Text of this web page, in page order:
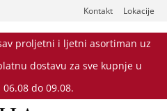
Kontakt Lokacije
proljetni i ljetni asortiman uz
dostavu za sve kupnje u
do 09.08.